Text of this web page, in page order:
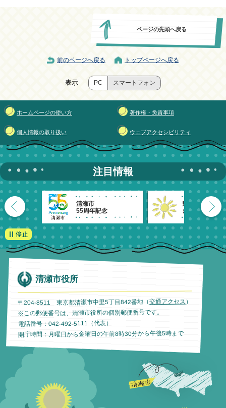
ページの先頭へ戻る
前のページへ戻る トップページへ戻る
表示 PC スマートフォン
ホームページの使い方 著作権・免責事項
個人情報の取り扱い ウェブアクセシビリティ
注目情報
清瀬市
55周年記念
魅力発信！
きよせのーと。
清瀬市役所
〒204-8511 東京都清瀬市中里5丁目842番地（交通アクセス ）
※この郵便番号は、清瀬市役所の個別郵便番号です。
電話番号：042-492-5111（代表）
開庁時間：月曜日から金曜日の午前8時30分から午後5時まで